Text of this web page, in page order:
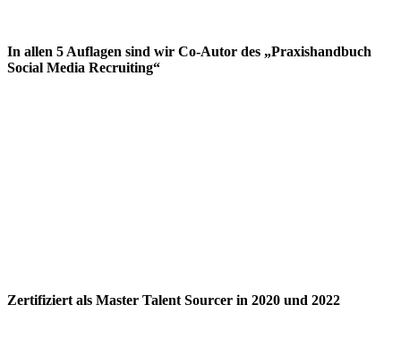
In allen 5 Auflagen sind wir Co-Autor des „Praxishandbuch
Social Media Recruiting“
Zertifiziert als Master Talent Sourcer in 2020 und 2022